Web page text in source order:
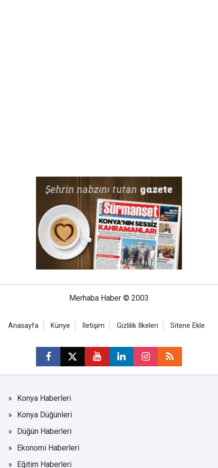
Merhaba Haber © 2003
Anasayfa Künye İletişim Gizlilik İlkeleri Sitene Ekle
Konya Haberleri
Konya Düğünleri
Düğün Haberleri
Ekonomi Haberleri
Eğitim Haberleri